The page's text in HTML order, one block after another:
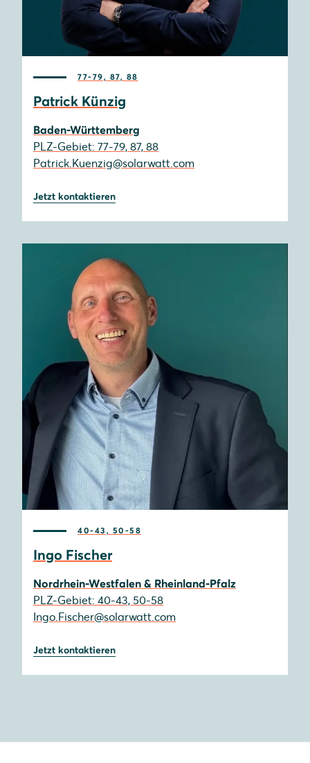
77-79, 87, 88
Patrick Künzig
Baden-Württemberg
PLZ-Gebiet: 77-79, 87, 88
Patrick.Kuenzig@solarwatt.com
Jetzt kontaktieren
40-43, 50-58
Ingo Fischer
Nordrhein-Westfalen & Rheinland-Pfalz
PLZ-Gebiet: 40-43, 50-58
Ingo.Fischer@solarwatt.com
Jetzt kontaktieren